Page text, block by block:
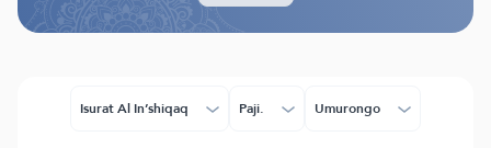
Isurat Al In’shiqaq Paji. Umurongo